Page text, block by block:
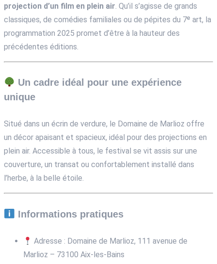
projection d’un film en plein air . Qu’il s’agisse de grands
classiques, de comédies familiales ou de pépites du 7ᵉ art, la
programmation 2025 promet d’être à la hauteur des
précédentes éditions.
Un cadre idéal pour une expérience
unique
Situé dans un écrin de verdure, le Domaine de Marlioz offre
un décor apaisant et spacieux, idéal pour des projections en
plein air. Accessible à tous, le festival se vit assis sur une
couverture, un transat ou confortablement installé dans
l’herbe, à la belle étoile.
Informations pratiques
Adresse : Domaine de Marlioz, 111 avenue de
Marlioz – 73100 Aix-les-Bains